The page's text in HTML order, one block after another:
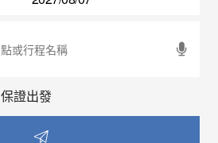
保證出發